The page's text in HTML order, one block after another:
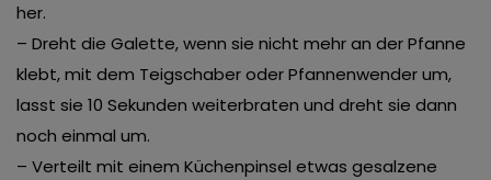
her.
– Dreht die Galette, wenn sie nicht mehr an der Pfanne
klebt, mit dem Teigschaber oder Pfannenwender um,
lasst sie 10 Sekunden weiterbraten und dreht sie dann
noch einmal um.
– Verteilt mit einem Küchenpinsel etwas gesalzene